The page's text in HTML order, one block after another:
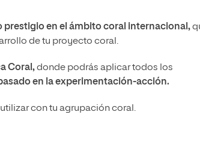
prestigio en el ámbito coral internacional,
de tu proyecto coral.
Coral,donde podrás aplicar todos los
en la experimentación-acción.
con tu agrupación coral.